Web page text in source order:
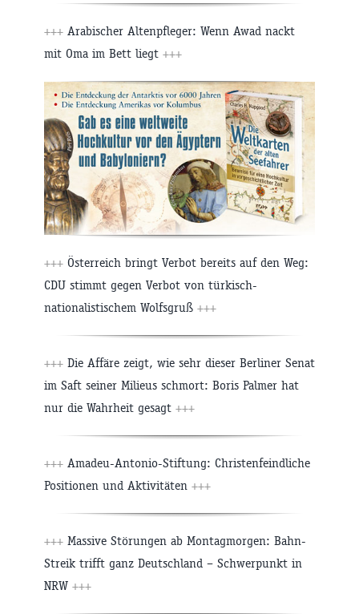
+++ Arabischer Altenpfleger: Wenn Awad nackt
mit Oma im Bett liegt +++
+++ Österreich bringt Verbot bereits auf den Weg:
CDU stimmt gegen Verbot von türkisch-
nationalistischem Wolfsgruß +++
+++ Die Affäre zeigt, wie sehr dieser Berliner Senat
im Saft seiner Milieus schmort: Boris Palmer hat
nur die Wahrheit gesagt +++
+++ Amadeu-Antonio-Stiftung: Christenfeindliche
Positionen und Aktivitäten +++
+++ Massive Störungen ab Montagmorgen: Bahn-
Streik trifft ganz Deutschland – Schwerpunkt in
NRW +++